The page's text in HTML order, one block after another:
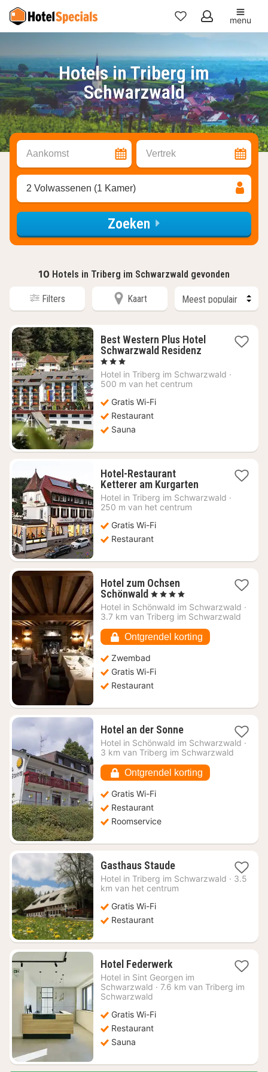
Mijn
menu
Hotels in Triberg im
Schwarzwald
Aankomst Vertrek
2 Volwassenen (1 Kamer)
Zoeken
10 Hotels in Triberg im Schwarzwald gevonden
Filters Kaart
Best Western Plus Hotel
Schwarzwald Residenz1
vanaf
, 3 Sterren
Hotel in Triberg im Schwarzwald ·
500 m van het centrum
Gratis Wi-Fi
Restaurant
Sauna
Hotel-Restaurant
Ketterer am Kurgarten1
nacht
Hotel in Triberg im Schwarzwald ·
250 m van het centrum
Gratis Wi-Fi
Restaurant
Hotel zum Ochsen
Schönwald 1
nacht
vanaf
137,03
, 4 Sterren
Hotel in Schönwald im Schwarzwald ·
3.7 km van Triberg im Schwarzwald
Ontgrendel korting
Zwembad
Gratis Wi-Fi
Restaurant
Hotel an der Sonne1
nacht
vanaf
90,56
Hotel in Schönwald im Schwarzwald ·
3 km van Triberg im Schwarzwald
Ontgrendel korting
Gratis Wi-Fi
Restaurant
Roomservice
Gasthaus Staude1
nacht
vanaf
Hotel in Triberg im Schwarzwald · 3.5
km van het centrum
Gratis Wi-Fi
Restaurant
Hotel Federwerk1
nacht
vanaf
Hotel in Sint Georgen im
Schwarzwald · 7.6 km van Triberg im
Schwarzwald
Gratis Wi-Fi
Restaurant
Sauna